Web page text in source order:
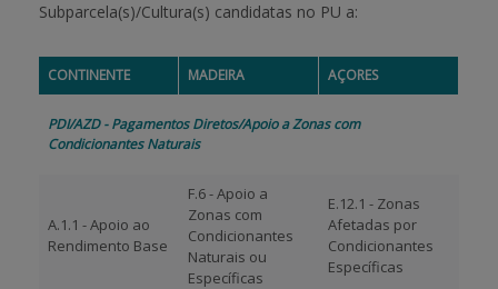
Subparcela(s)/Cultura(s) candidatas no PU a:
CONTINENTE MADEIRA AÇORES
PDI/AZD - Pagamentos Diretos/Apoio a Zonas com
Condicionantes Naturais
A.1.1 - Apoio ao
Rendimento Base
F.6 - Apoio a
Zonas com
Condicionantes
Naturais ou
Específicas
E.12.1 - Zonas
Afetadas por
Condicionantes
Específicas